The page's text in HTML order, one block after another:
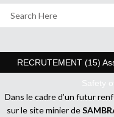
RECRUTEMENT (15)
Safety
Dans le cadre d’un futur
sur le site minier de